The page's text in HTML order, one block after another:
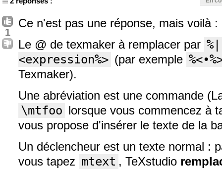
1
Ce n'est pas une réponse, mais voilà :
Le @ de texmaker à remplacer par %|
<expression%> (par exemple
Texmaker).
Une abréviation est une commande
\mtfoo lorsque vous commencez à
vous propose d'insérer le texte de la
Un déclencheur est un texte normal :
vous tapez mtext , TeXstudio